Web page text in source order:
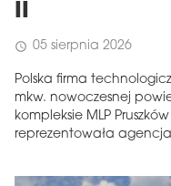
II
schedule 05 sierpnia 2026
Polska firma
mkw. nowoczesnej
kompleksie MLP
reprezentowała